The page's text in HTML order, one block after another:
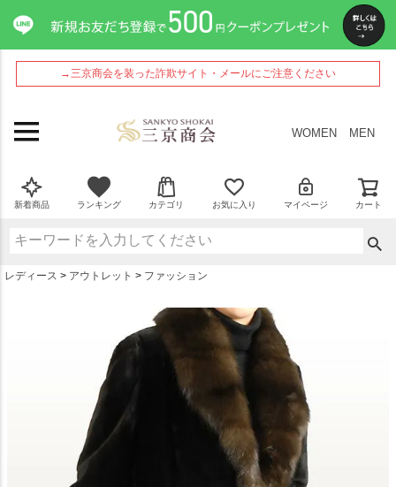
→三京商会を装った詐欺サイト・メールにご注意ください
WOMEN MEN
新着商品 ランキング カテゴリ お気に入り マイページ カート
レディース アウトレット ファッション
ペー
ジト
ップ
へ